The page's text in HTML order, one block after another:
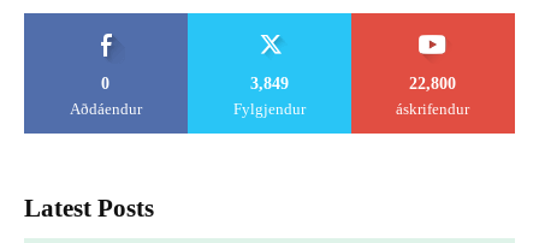
0
Aðdáendur
3,849
Fylgjendur
22,800
áskrifendur
Latest Posts